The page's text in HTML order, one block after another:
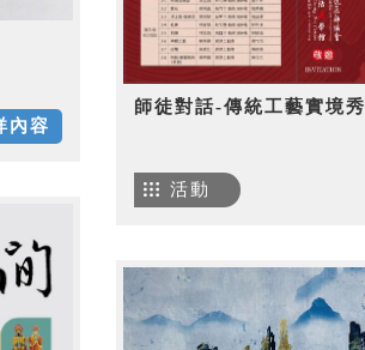
內容
師徒對話-傳統工藝實境秀
活動